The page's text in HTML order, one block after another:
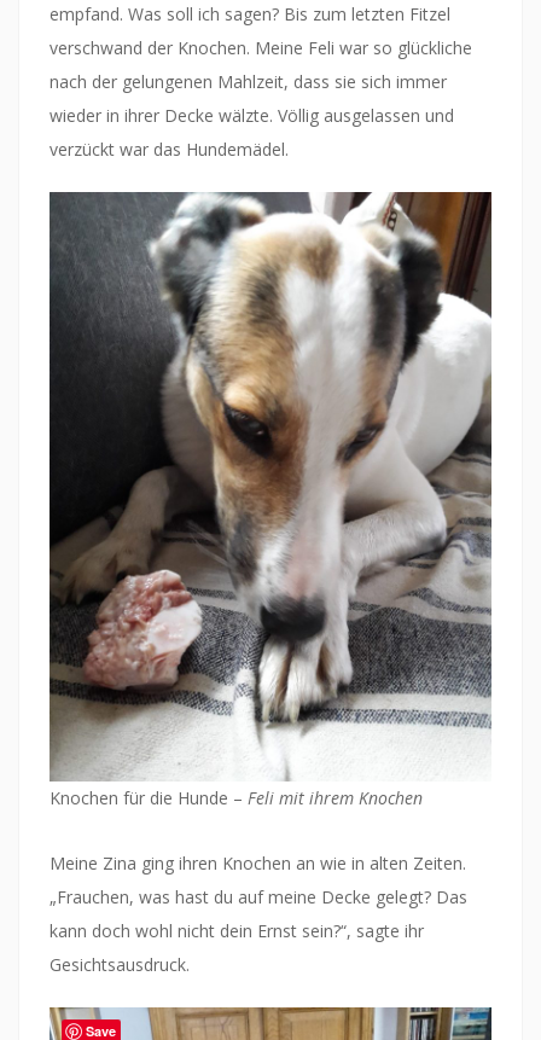
empfand. Was soll ich sagen? Bis zum letzten Fitzel
verschwand der Knochen. Meine Feli war so glückliche
nach der gelungenen Mahlzeit, dass sie sich immer
wieder in ihrer Decke wälzte. Völlig ausgelassen und
verzückt war das Hundemädel.
Knochen für die Hunde – Feli mit ihrem Knochen
Meine Zina ging ihren Knochen an wie in alten Zeiten.
„Frauchen, was hast du auf meine Decke gelegt? Das
kann doch wohl nicht dein Ernst sein?“, sagte ihr
Gesichtsausdruck.
Save